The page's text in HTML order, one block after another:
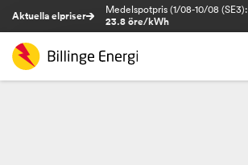
Aktuella elpriser Medelspotpris (1/08-10/08 (SE3):
23.8 öre/kWh